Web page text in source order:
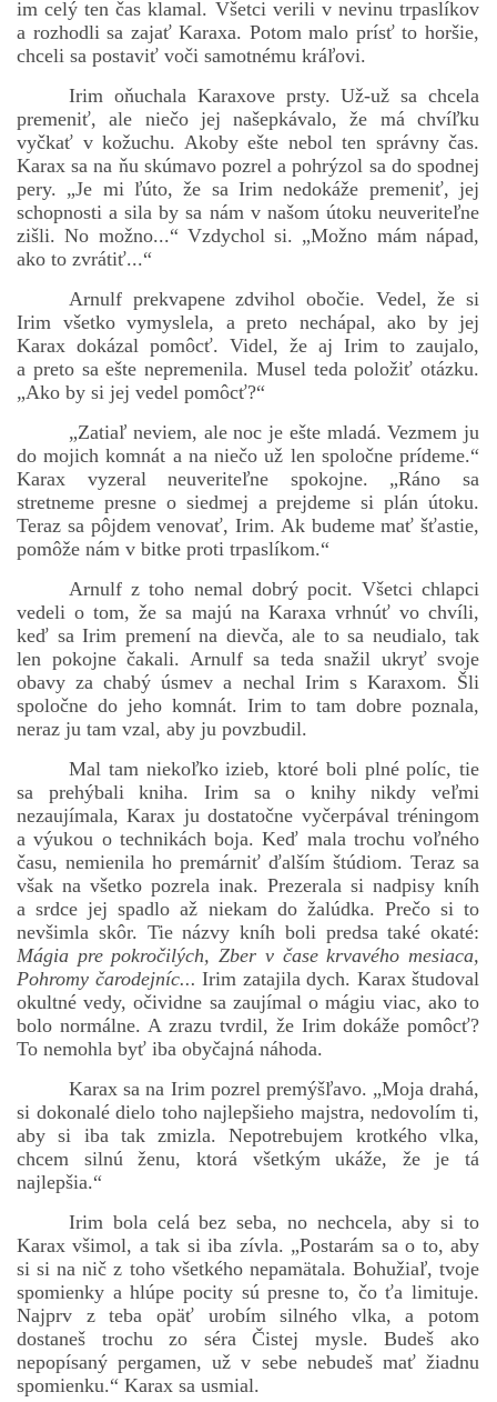
im celý ten čas klamal. Všetci verili v nevinu trpaslíkov
a rozhodli sa zajať Karaxa. Potom malo prísť to horšie,
chceli sa postaviť voči samotnému kráľovi.
Irim oňuchala Karaxove prsty. Už-už sa chcela
premeniť, ale niečo jej našepkávalo, že má chvíľku
vyčkať v kožuchu. Akoby ešte nebol ten správny čas.
Karax sa na ňu skúmavo pozrel a pohrýzol sa do spodnej
pery. „Je mi ľúto, že sa Irim nedokáže premeniť, jej
schopnosti a sila by sa nám v našom útoku neuveriteľne
zišli. No možno...“ Vzdychol si. „Možno mám nápad,
ako to zvrátiť...“
Arnulf prekvapene zdvihol obočie. Vedel, že si
Irim všetko vymyslela, a preto nechápal, ako by jej
Karax dokázal pomôcť. Videl, že aj Irim to zaujalo,
a preto sa ešte nepremenila. Musel teda položiť otázku.
„Ako by si jej vedel pomôcť?“
„Zatiaľ neviem, ale noc je ešte mladá. Vezmem ju
do mojich komnát a na niečo už len spoločne prídeme.“
Karax vyzeral neuveriteľne spokojne. „Ráno sa
stretneme presne o siedmej a prejdeme si plán útoku.
Teraz sa pôjdem venovať, Irim. Ak budeme mať šťastie,
pomôže nám v bitke proti trpaslíkom.“
Arnulf z toho nemal dobrý pocit. Všetci chlapci
vedeli o tom, že sa majú na Karaxa vrhnúť vo chvíli,
keď sa Irim premení na dievča, ale to sa neudialo, tak
len pokojne čakali. Arnulf sa teda snažil ukryť svoje
obavy za chabý úsmev a nechal Irim s Karaxom. Šli
spoločne do jeho komnát. Irim to tam dobre poznala,
neraz ju tam vzal, aby ju povzbudil.
Mal tam niekoľko izieb, ktoré boli plné políc, tie
sa prehýbali kniha. Irim sa o knihy nikdy veľmi
nezaujímala, Karax ju dostatočne vyčerpával tréningom
a výukou o technikách boja. Keď mala trochu voľného
času, nemienila ho premárniť ďalším štúdiom. Teraz sa
však na všetko pozrela inak. Prezerala si nadpisy kníh
a srdce jej spadlo až niekam do žalúdka. Prečo si to
nevšimla skôr. Tie názvy kníh boli predsa také okaté:
Mágia pre pokročilých, Zber v čase krvavého mesiaca,
Pohromy čarodejníc... Irim zatajila dych. Karax študoval
okultné vedy, očividne sa zaujímal o mágiu viac, ako to
bolo normálne. A zrazu tvrdil, že Irim dokáže pomôcť?
To nemohla byť iba obyčajná náhoda.
Karax sa na Irim pozrel premýšľavo. „Moja drahá,
si dokonalé dielo toho najlepšieho majstra, nedovolím ti,
aby si iba tak zmizla. Nepotrebujem krotkého vlka,
chcem silnú ženu, ktorá všetkým ukáže, že je tá
najlepšia.“
Irim bola celá bez seba, no nechcela, aby si to
Karax všimol, a tak si iba zívla. „Postarám sa o to, aby
si si na nič z toho všetkého nepamätala. Bohužiaľ, tvoje
spomienky a hlúpe pocity sú presne to, čo ťa limituje.
Najprv z teba opäť urobím silného vlka, a potom
dostaneš trochu zo séra Čistej mysle. Budeš ako
nepopísaný pergamen, už v sebe nebudeš mať žiadnu
spomienku.“ Karax sa usmial.